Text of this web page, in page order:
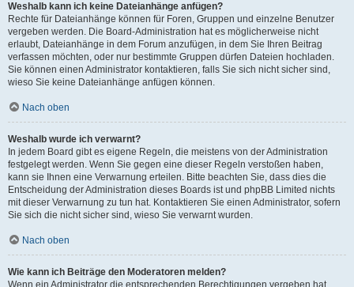
Weshalb kann ich keine Dateianhänge anfügen?
Rechte für Dateianhänge können für Foren, Gruppen und einzelne Benutzer
vergeben werden. Die Board-Administration hat es möglicherweise nicht
erlaubt, Dateianhänge in dem Forum anzufügen, in dem Sie Ihren Beitrag
verfassen möchten, oder nur bestimmte Gruppen dürfen Dateien hochladen.
Sie können einen Administrator kontaktieren, falls Sie sich nicht sicher sind,
wieso Sie keine Dateianhänge anfügen können.
Nach oben
Weshalb wurde ich verwarnt?
In jedem Board gibt es eigene Regeln, die meistens von der Administration
festgelegt werden. Wenn Sie gegen eine dieser Regeln verstoßen haben,
kann sie Ihnen eine Verwarnung erteilen. Bitte beachten Sie, dass dies die
Entscheidung der Administration dieses Boards ist und phpBB Limited nichts
mit dieser Verwarnung zu tun hat. Kontaktieren Sie einen Administrator, sofern
Sie sich die nicht sicher sind, wieso Sie verwarnt wurden.
Nach oben
Wie kann ich Beiträge den Moderatoren melden?
Wenn ein Administrator die entsprechenden Berechtigungen vergeben hat,